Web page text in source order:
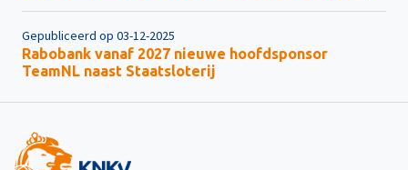
Gepubliceerd op 03-12-2025
Rabobank vanaf 2027 nieuwe hoofdsponsor
TeamNL naast Staatsloterij